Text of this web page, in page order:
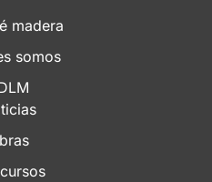
madera
somos